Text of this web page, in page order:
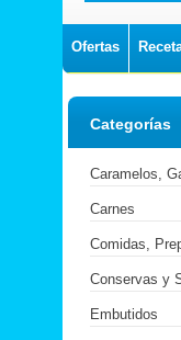
Ofertas
Categorías
Caramelos,
Carnes
Comidas,
Conservas y
Embutidos